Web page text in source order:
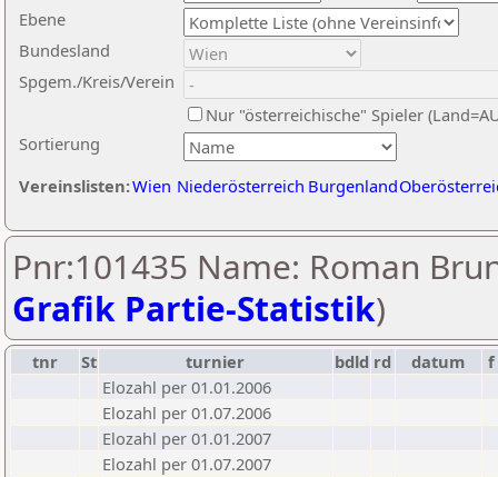
Ebene
Sortierung
Bundesland
Spgem./Kreis/Verein
Nur "österreichische" Spieler
Vereinslisten:Wien Niederösterreich Burgenland
Pnr:101435 Name: Roman
Grafik Partie-Statistik)
tnr St turnier bdld rd datum
f
Elozahl per 01.01.2006
Elozahl per 01.07.2006
Elozahl per 01.01.2007
Elozahl per 01.07.2007